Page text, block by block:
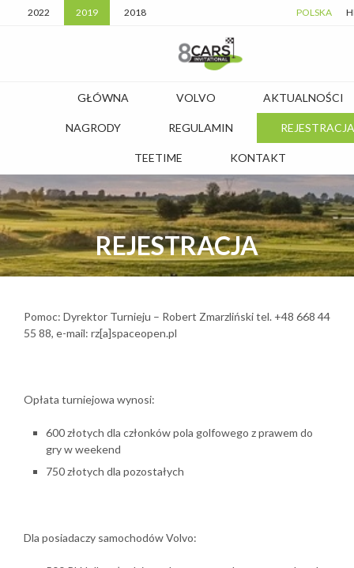
2022 2019 2018 POLSKA
GŁÓWNA VOLVO AKTUALNOŚCI
NAGRODY REGULAMIN REJESTRACJA
TEETIME KONTAKT
REJESTRACJA
Pomoc: Dyrektor Turnieju – Robert Zmarzliński tel. +48 668 44
55 88, e-mail: rz[a]spaceopen.pl
Opłata turniejowa wynosi:
600 złotych dla członków pola golfowego z prawem do
gry w weekend
750 złotych dla pozostałych
Dla posiadaczy samochodów Volvo: